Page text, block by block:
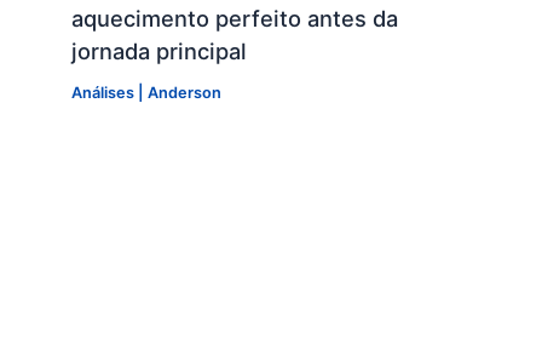
aquecimento perfeito antes da
jornada principal
Análises| Anderson